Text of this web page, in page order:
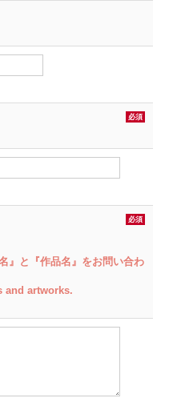
必須
必須
』と『作品名』をお問い合わ
and artworks.